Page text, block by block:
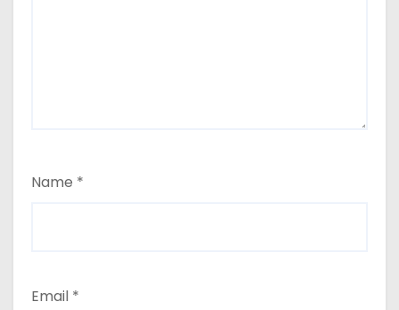
Name *
Email *